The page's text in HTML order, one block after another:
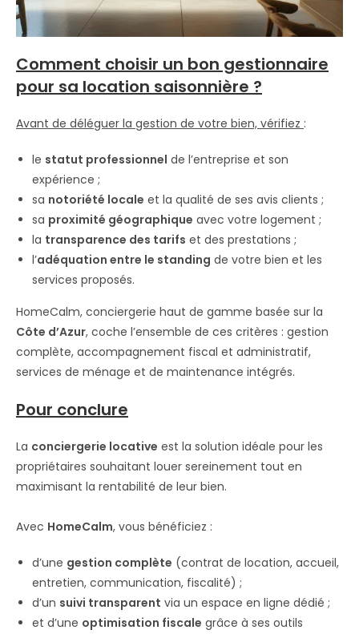
Comment choisir un bon gestionnaire
pour sa location saisonnière ?
Avant de déléguer la gestion de votre bien, vérifiez :
le statut professionnel de l’entreprise et son
expérience ;
sa notoriété locale et la qualité de ses avis clients ;
sa proximité géographique avec votre logement ;
la transparence des tarifs et des prestations ;
l’adéquation entre le standing de votre bien et les
services proposés.
HomeCalm, conciergerie haut de gamme basée sur la
Côte d’Azur, coche l’ensemble de ces critères : gestion
complète, accompagnement fiscal et administratif,
services de ménage et de maintenance intégrés.
Pour conclure
La conciergerie locative est la solution idéale pour les
propriétaires souhaitant louer sereinement tout en
maximisant la rentabilité de leur bien.
Avec HomeCalm, vous bénéficiez :
d’une gestion complète (contrat de location, accueil,
entretien, communication, fiscalité) ;
d’un suivi transparent via un espace en ligne dédié ;
et d’une optimisation fiscale grâce à ses outils